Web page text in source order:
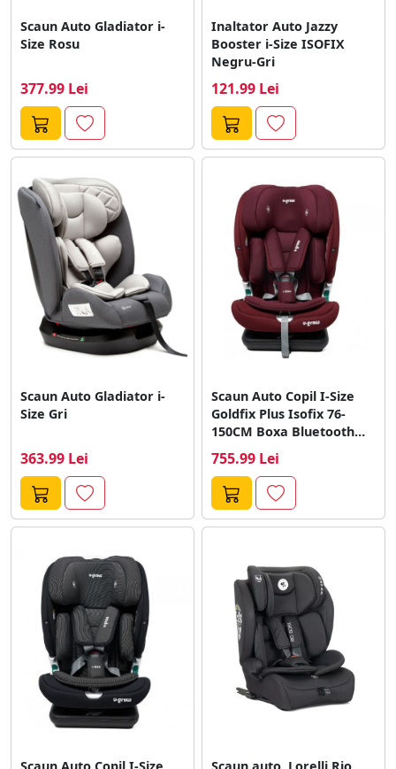
Scaun Auto Gladiator i-
Size Rosu
377.99 Lei
Inaltator Auto Jazzy
Booster i-Size ISOFIX
Negru-Gri
121.99 Lei
Scaun Auto Gladiator i-
Size Gri
363.99 Lei
Scaun Auto Copil I-Size
Goldfix Plus Isofix 76-
150CM Boxa Bluetooth
755.99 Lei